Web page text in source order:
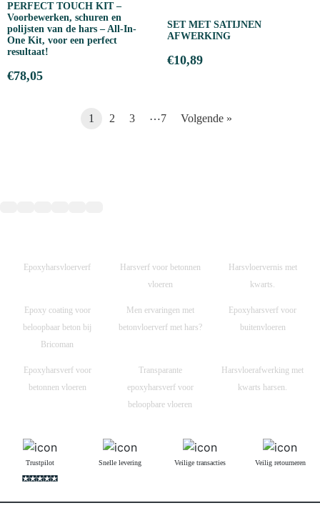
PERFECT TOUCH KIT –
Voorbewerken, schuren en
polijsten van de hars – All-In-
One Kit, voor een perfect
resultaat!
€78,05
SET MET SATIJNEN
AFWERKING
€10,89
1 2 3 …7 Volgende »
Epoxyharsvloerverf
Harsverf voor betonnen
vloeren
Harsvloervernis met
kwarts.
Epoxy coating voor
beloopbaar beton bij
Bricoman
Men ervaringen met
betonvloerverf met hars?
Epoxyharsverf voor
buitenvloeren
Epoxyharsverf voor
betonnen vloeren
Transparante
epoxyharsverf voor
beloopbare vloeren
Harsvloerafwerking met
kwarts harsen.
Trustpilot Snelle levering Veilige transacties Veilig retourneren